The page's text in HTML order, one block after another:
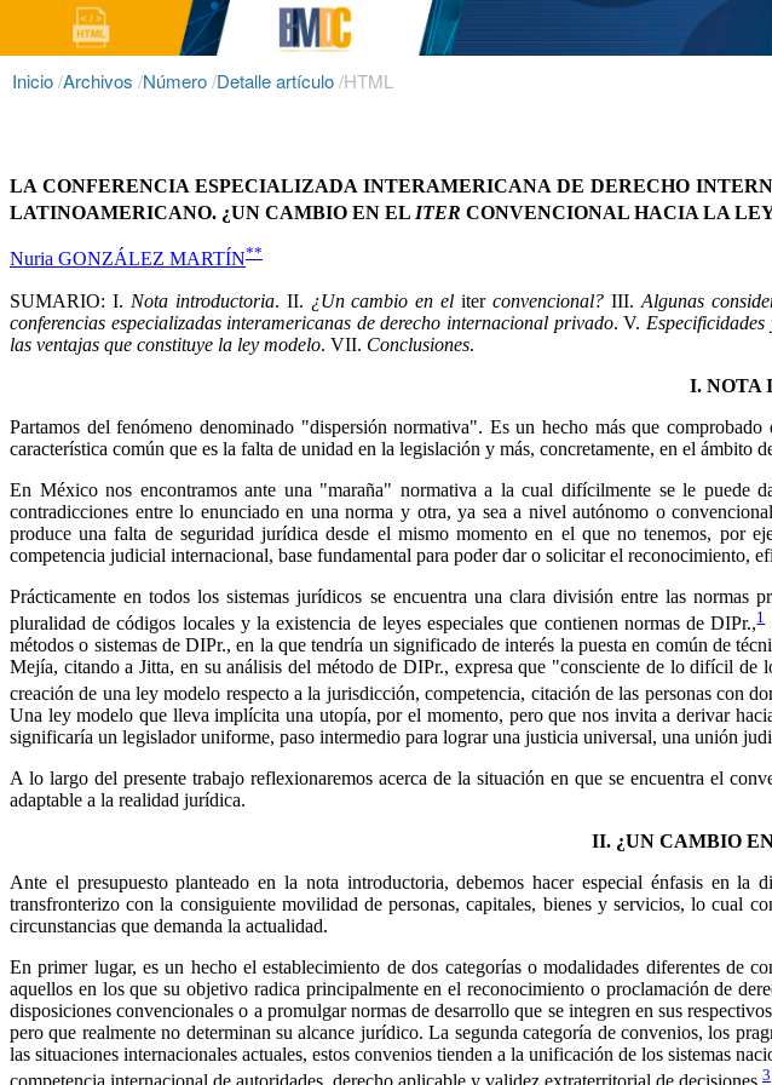
Inicio/Archivos /Número/Detalle artículo/HTML